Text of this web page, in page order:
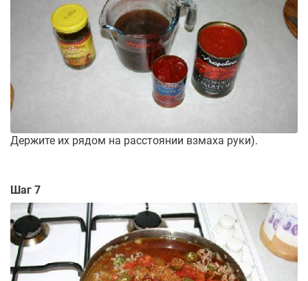
Держите их рядом на расстоянии взмаха руки).
Шаг 7